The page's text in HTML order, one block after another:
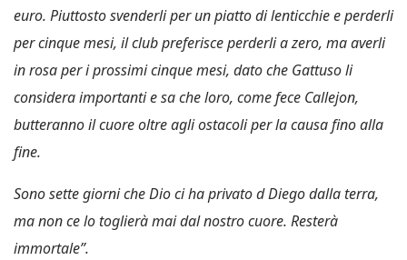
euro. Piuttosto svenderli per un piatto di lenticchie e perderli
per cinque mesi, il club preferisce perderli a zero, ma averli
in rosa per i prossimi cinque mesi, dato che Gattuso li
considera importanti e sa che loro, come fece Callejon,
butteranno il cuore oltre agli ostacoli per la causa fino alla
fine.
Sono sette giorni che Dio ci ha privato d Diego dalla terra,
ma non ce lo toglierà mai dal nostro cuore. Resterà
immortale”.